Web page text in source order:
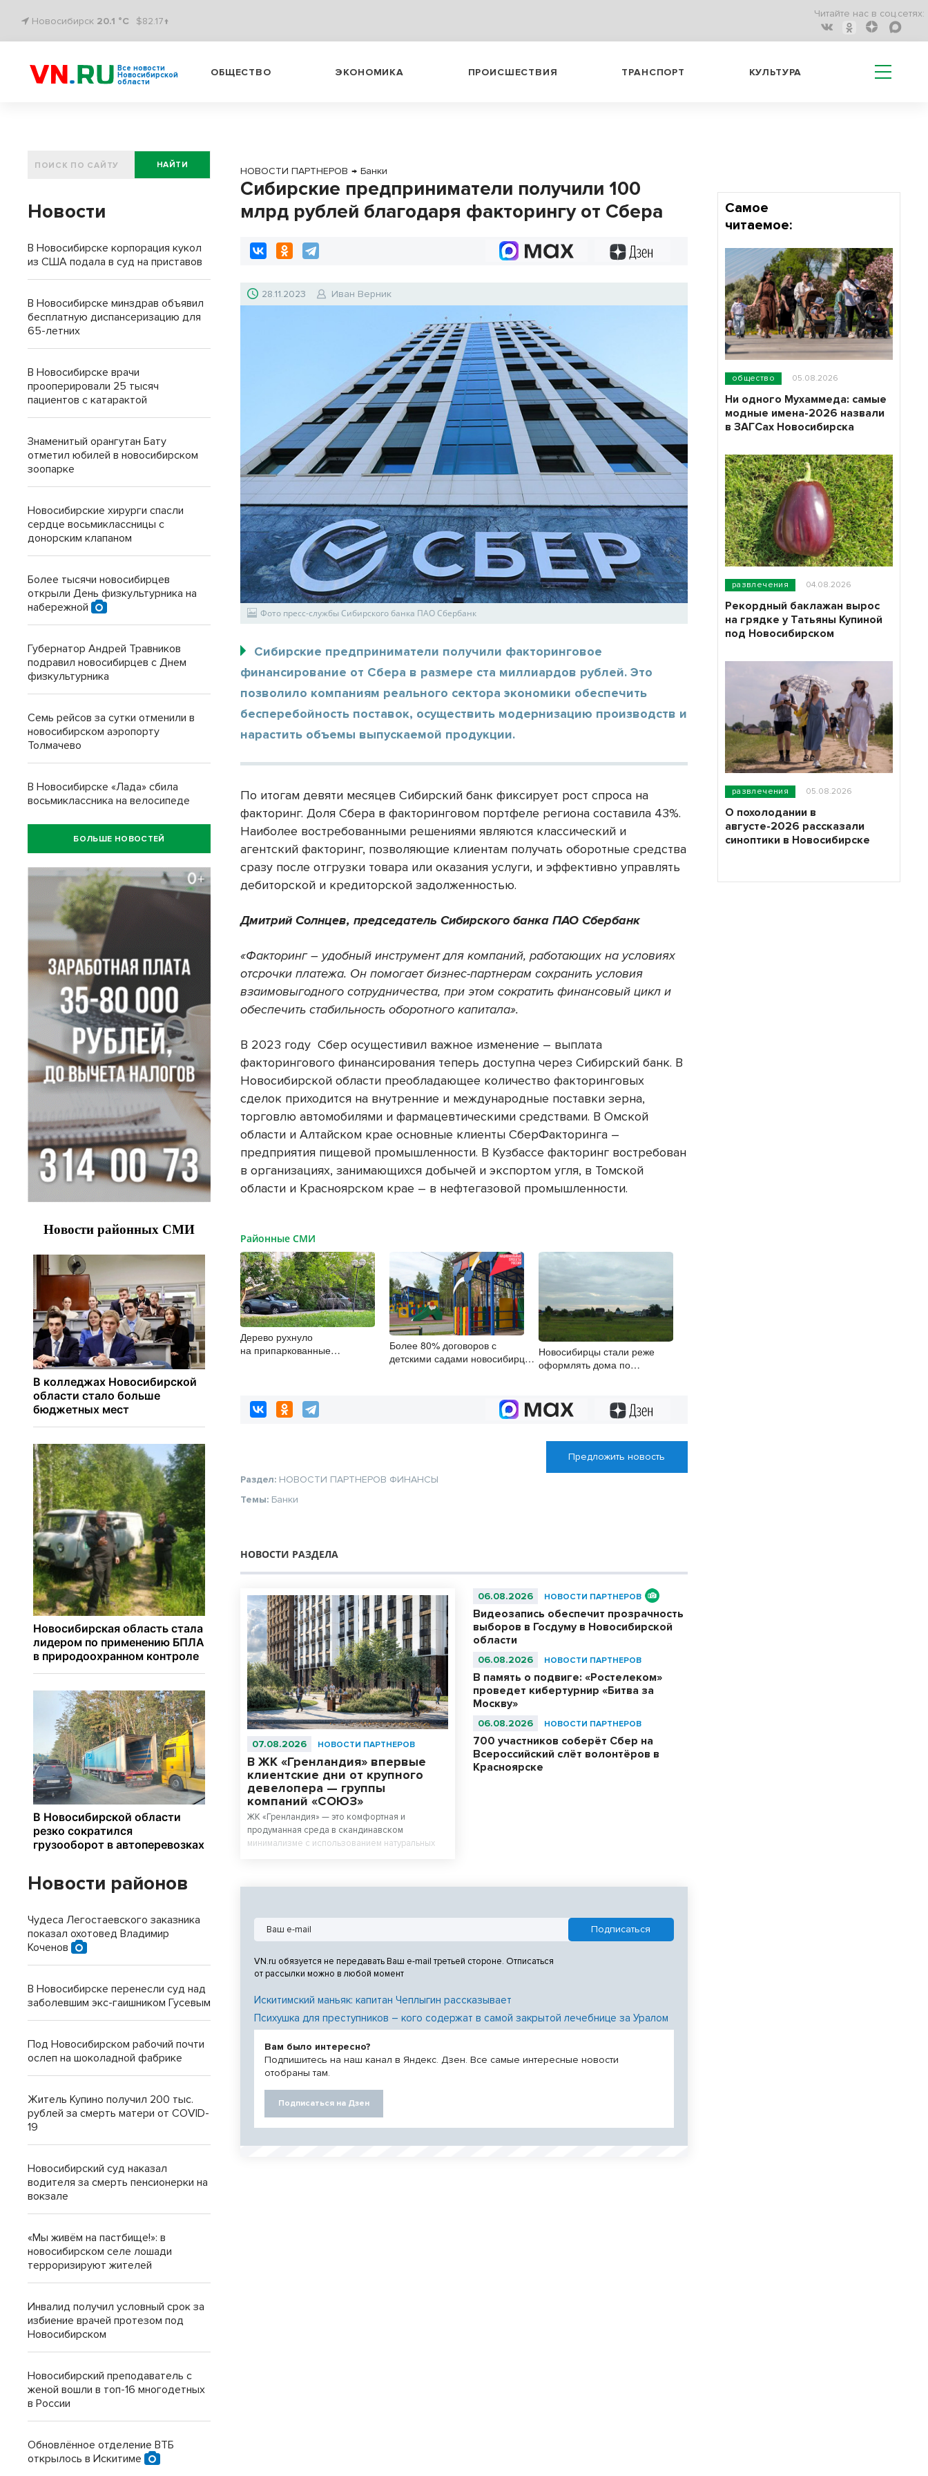
Новосибирск 20.1 °C $82.17↑
Читайте нас в соц.сетях:
Все новости
Новосибирской
области
ОБЩЕСТВО ЭКОНОМИКА ПРОИСШЕСТВИЯ ТРАНСПОРТ КУЛЬТУРА
НОВОСТИ ПАРТНЕРОВ → Банки
Сибирские предприниматели получили 100
млрд рублей благодаря факторингу от Сбера
28.11.2023 Иван Верник
Фото пресс-службы Сибирского банка ПАО Сбербанк
Сибирские предприниматели получили факторинговое
финансирование от Сбера в размере ста миллиардов рублей. Это
позволило компаниям реального сектора экономики обеспечить
бесперебойность поставок, осуществить модернизацию производств и
нарастить объемы выпускаемой продукции.
По итогам девяти месяцев Сибирский банк фиксирует рост спроса на
факторинг. Доля Сбера в факторинговом портфеле региона составила 43%.
Наиболее востребованными решениями являются классический и
агентский факторинг, позволяющие клиентам получать оборотные средства
сразу после отгрузки товара или оказания услуги, и эффективно управлять
дебиторской и кредиторской задолженностью.
Дмитрий Солнцев, председатель Сибирского банка ПАО Сбербанк
«Факторинг – удобный инструмент для компаний, работающих на условиях
отсрочки платежа. Он помогает бизнес-партнерам сохранить условия
взаимовыгодного сотрудничества, при этом сократить финансовый цикл и
обеспечить стабильность оборотного капитала».
В 2023 году Сбер осущестивил важное изменение – выплата
факторингового финансирования теперь доступна через Сибирский банк. В
Новосибирской области преобладающее количество факторинговых
сделок приходится на внутренние и международные поставки зерна,
торговлю автомобилями и фармацевтическими средствами. В Омской
области и Алтайском крае основные клиенты СберФакторинга –
предприятия пищевой промышленности. В Кузбассе факторинг востребован
в организациях, занимающихся добычей и экспортом угля, в Томской
области и Красноярском крае – в нефтегазовой промышленности.
Районные СМИ
Дерево рухнуло
на припаркованные
Более 80% договоров с
детскими садами новосибирцы
Новосибирцы стали реже
оформлять дома по
Предложить новость
Раздел: НОВОСТИ ПАРТНЕРОВ ФИНАНСЫ
Темы: Банки
НОВОСТИ РАЗДЕЛА
07.08.2026 НОВОСТИ ПАРТНЕРОВ
В ЖК «Гренландия» впервые
клиентские дни от крупного
девелопера — группы
компаний «СОЮЗ»
ЖК «Гренландия» — это комфортная и
продуманная среда в скандинавском
минимализме с использованием натуральных
06.08.2026 НОВОСТИ ПАРТНЕРОВ
Видеозапись обеспечит прозрачность
выборов в Госдуму в Новосибирской
области
06.08.2026 НОВОСТИ ПАРТНЕРОВ
В память о подвиге: «Ростелеком»
проведет кибертурнир «Битва за
Москву»
06.08.2026 НОВОСТИ ПАРТНЕРОВ
700 участников соберёт Сбер на
Всероссийский слёт волонтёров в
Красноярске
VN.ru обязуется не передавать Ваш e-mail третьей стороне. Отписаться
от рассылки можно в любой момент
Искитимский маньяк: капитан Чеплыгин рассказывает
Психушка для преступников – кого содержат в самой закрытой лечебнице за Уралом
Вам было интересно?
Подпишитесь на наш канал в Яндекс. Дзен. Все самые интересные новости
отобраны там.
Подписаться на Дзен
НАЙТИ
Новости
В Новосибирске корпорация кукол
из США подала в суд на приставов
В Новосибирске минздрав объявил
бесплатную диспансеризацию для
65-летних
В Новосибирске врачи
прооперировали 25 тысяч
пациентов с катарактой
Знаменитый орангутан Бату
отметил юбилей в новосибирском
зоопарке
Новосибирские хирурги спасли
сердце восьмиклассницы с
донорским клапаном
Более тысячи новосибирцев
открыли День физкультурника на
набережной
Губернатор Андрей Травников
подравил новосибирцев с Днем
физкультурника
Семь рейсов за сутки отменили в
новосибирском аэропорту
Толмачево
В Новосибирске «Лада» сбила
восьмиклассника на велосипеде
БОЛЬШЕ НОВОСТЕЙ
Новости районов
Чудеса Легостаевского заказника
показал охотовед Владимир
Коченов
В Новосибирске перенесли суд над
заболевшим экс-гаишником Гусевым
Под Новосибирском рабочий почти
ослеп на шоколадной фабрике
Житель Купино получил 200 тыс.
рублей за смерть матери от COVID-
19
Новосибирский суд наказал
водителя за смерть пенсионерки на
вокзале
«Мы живём на пастбище!»: в
новосибирском селе лошади
терроризируют жителей
Инвалид получил условный срок за
избиение врачей протезом под
Новосибирском
Новосибирский преподаватель с
женой вошли в топ-16 многодетных
в России
Обновлённое отделение ВТБ
открылось в Искитиме
Самое
читаемое:
общество 05.08.2026
Ни одного Мухаммеда: самые
модные имена-2026 назвали
в ЗАГСах Новосибирска
развлечения 04.08.2026
Рекордный баклажан вырос
на грядке у Татьяны Купиной
под Новосибирском
развлечения 05.08.2026
О похолодании в
августе-2026 рассказали
синоптики в Новосибирске